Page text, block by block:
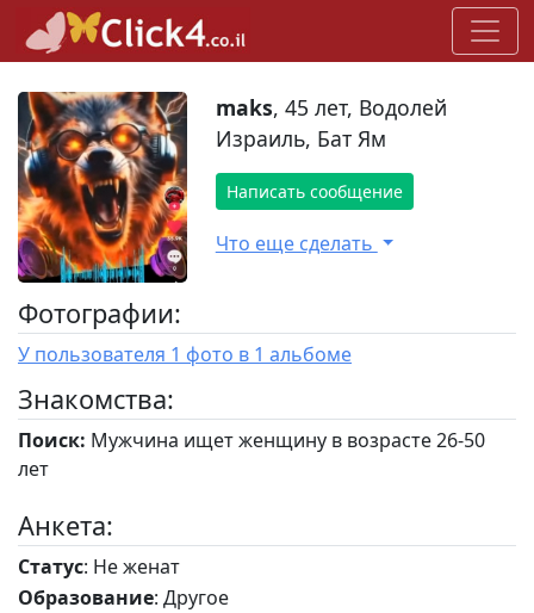
maks, 45 лет, Водолей
Израиль, Бат Ям
Написать сообщение
Что еще сделать
Фотографии:
У пользователя 1 фото в 1 альбоме
Знакомства:
Поиск: Мужчина ищет женщину в возрасте 26-50
лет
Анкета:
Статус: Не женат
Образование: Другое